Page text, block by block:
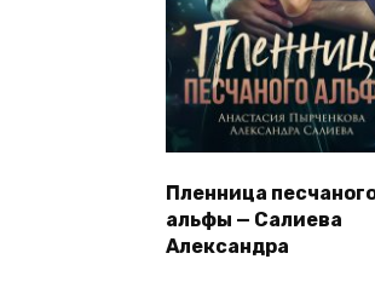
Пленница
альфы — Салиева
Александра